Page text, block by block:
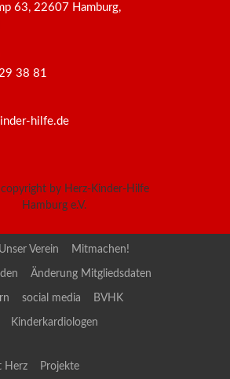
63, 22607 Hamburg,
38 81
hilfe.de
copyright by Herz-Kinder-Hilfe
Hamburg e.V.
Unser Verein Mitmachen!
Änderung Mitgliedsdaten
social media BVHK
Kinderkardiologen
Herz Projekte